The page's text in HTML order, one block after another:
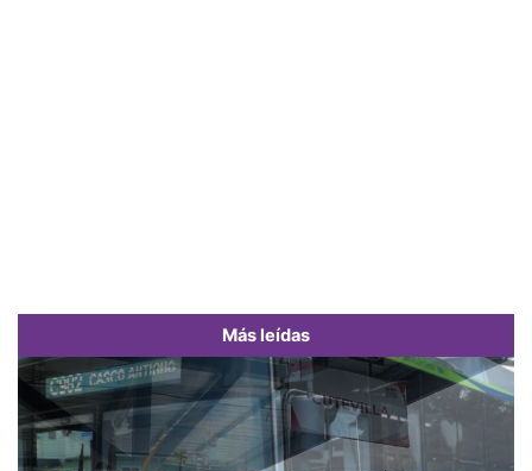
Más leídas